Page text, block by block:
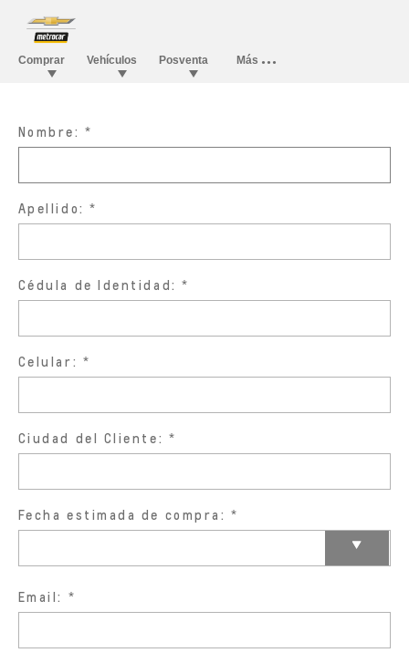
Nombre:
Apellido:
Cédula de Identidad:
Celular:
Ciudad del Cliente:
Fecha estimada de compra:
Email: